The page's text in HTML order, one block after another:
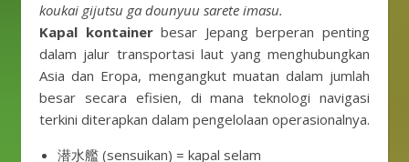
koukai gijutsu ga dounyuu sarete imasu.
Kapal kontainerbesar Jepang berperan penting
dalam jalur transportasi laut yang menghubungkan
Asia dan Eropa, mengangkut muatan dalam jumlah
besar secara efisien, di mana teknologi navigasi
terkini diterapkan dalam pengelolaan operasionalnya.
潜水艦 (sensuikan) = kapal selam